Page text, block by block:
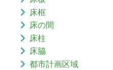
床框
床の間
床柱
床脇
都市計画区域